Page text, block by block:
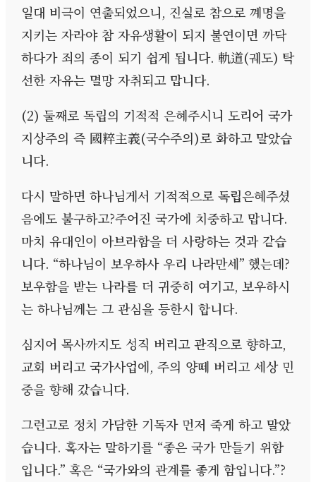
일대 비극이 연출되었으니, 진실로 참으로 꼐명을
지키는 자라야 참 자유생활이 되지 불연이면 까닥
하다가 죄의 종이 되기 쉽게 됩니다. 軌道(궤도) 탁
선한 자유는 멸망 자취되고 맙니다.
(2) 둘째로 독립의 기적적 은혜주시니 도리어 국가
지상주의 즉 國粹主義(국수주의)로 화하고 말았습
니다.
다시 말하면 하나님게서 기적적으로 독립은혜주셨
음에도 불구하고?주어진 국가에 치중하고 맙니다.
마치 유대인이 아브라함을 더 사랑하는 것과 같습
니다. “하나님이 보우하사 우리 나라만세” 했는데?
보우함을 받는 나라를 더 귀중히 여기고, 보우하시
는 하나님께는 그 관심을 등한시 합니다.
심지어 목사까지도 성직 버리고 관직으로 향하고,
교회 버리고 국가사업에, 주의 양떼 버리고 세상 민
중을 향해 갔습니다.
그런고로 정치 가담한 기독자 먼저 죽게 하고 말았
습니다. 혹자는 말하기를 “좋은 국가 만들기 위함
입니다.” 혹은 “국가와의 관계를 좋게 함입니다.”?